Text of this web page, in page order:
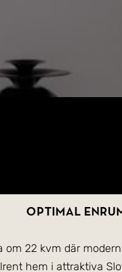
Optimal
22 kvm där
hem i attraktiva